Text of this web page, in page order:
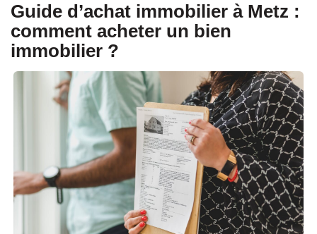
Guide d’achat immobilier à Metz :
comment acheter un bien
immobilier ?